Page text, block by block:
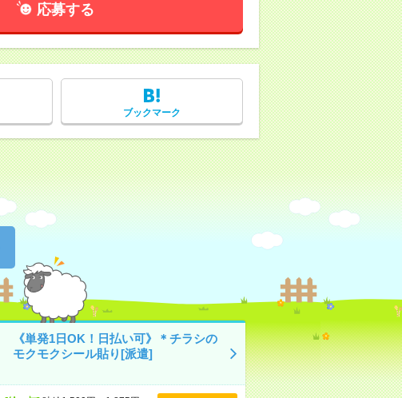
応募する
ブックマーク
《単発1日OK！日払い可》＊チラシの
モクモクシール貼り[派遣]